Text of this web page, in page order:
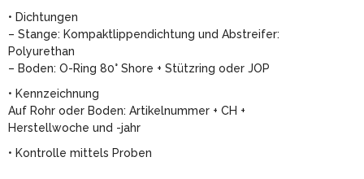
• Dichtungen
– Stange: Kompaktlippendichtung und Abstreifer:
Polyurethan
– Boden: O-Ring 80° Shore + Stützring oder JOP
• Kennzeichnung
Auf Rohr oder Boden: Artikelnummer + CH +
Herstellwoche und -jahr
• Kontrolle mittels Proben